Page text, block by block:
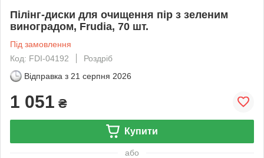
Пілінг-диски для очищення пір з зеленим
виноградом, Frudia, 70 шт.
Під замовлення
Код: FDI-04192
Роздріб
Відправка з 21 серпня 2026
1 051 ₴
Купити
або